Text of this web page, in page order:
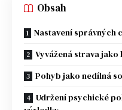
Obsah
Nastavení správných
Vyvážená strava jako
Pohyb jako nedílná
Udržení psychické